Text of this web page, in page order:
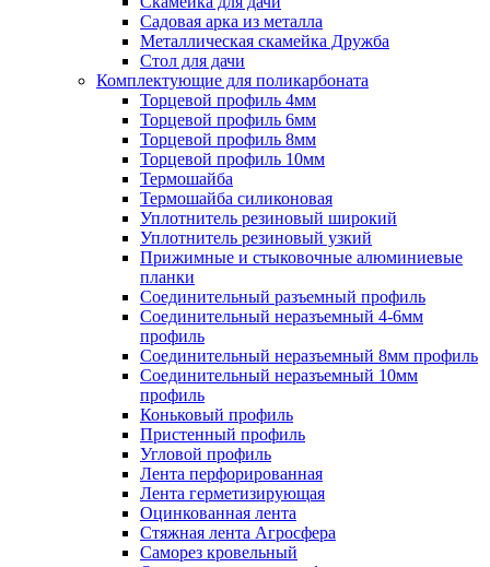
Садовая арка из металла
Металлическая скамейка Дружба
Стол для дачи
Комплектующие для поликарбоната
Торцевой профиль 4мм
Торцевой профиль 6мм
Торцевой профиль 8мм
Торцевой профиль 10мм
Термошайба
Термошайба силиконовая
Уплотнитель резиновый широкий
Уплотнитель резиновый узкий
Прижимные и стыковочные алюминиевые
планки
Соединительный разъемный профиль
Соединительный неразъемный 4-6мм
профиль
Соединительный неразъемный 8мм профиль
Соединительный неразъемный 10мм
профиль
Коньковый профиль
Пристенный профиль
Угловой профиль
Лента перфорированная
Лента герметизирующая
Оцинкованная лента
Стяжная лента Агросфера
Саморез кровельный